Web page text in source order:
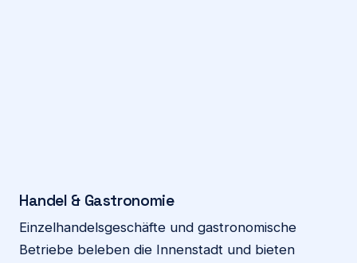
Handel & Gastronomie
Einzelhandelsgeschäfte und gastronomische
Betriebe beleben die Innenstadt und bieten